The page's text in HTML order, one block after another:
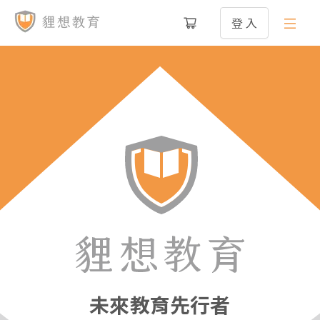
登 入
未來教育先行者